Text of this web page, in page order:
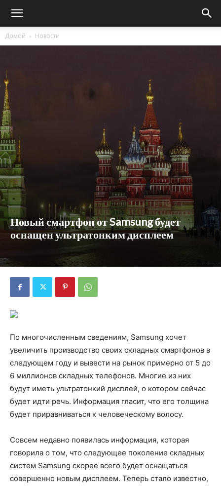
Домой Новости
Новый смартфон от Samsung будет
оснащен ультратонким дисплеем
По многочисленным сведениям, Samsung хочет
увеличить производство своих складных смартфонов в
следующем году и вывести на рынок примерно от 5 до
6 миллионов складных телефонов. Многие из них
будут иметь ультратонкий дисплей, о котором сейчас
будет идти речь. Информация гласит, что его толщина
будет приравниваться к человеческому волосу.
Совсем недавно появилась информация, которая
говорила о том, что следующее поколение складных
систем Samsung скорее всего будет оснащаться
совершенно новым дисплеем. Теперь стало известно,